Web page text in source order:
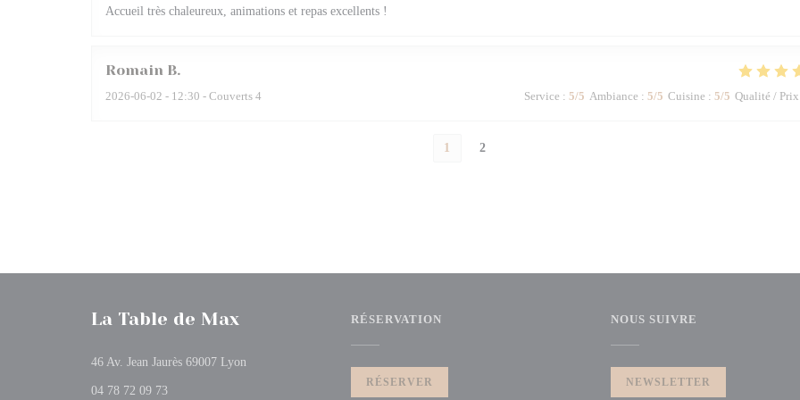
Accueil très chaleureux, animations et repas excellents !
Romain B
2026-06-02 - 12:30 - Couverts 4 Service : 5/5 Ambiance : 5/5 Cuisine : 5/5 Qualité / Prix
1 2
La Table de Max
46 Av. Jean Jaurès 69007 Lyon
04 78 72 09 73
RÉSERVATION
RÉSERVER
NOUS SUIVRE
NEWSLETTER